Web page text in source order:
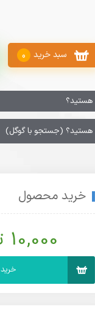
سبد خرید 0
خرید محصول
10,000 تومان
خرید